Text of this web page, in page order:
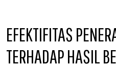
EFEKTIFITAS
TERHADAP HASIL